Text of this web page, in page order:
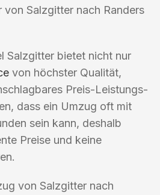
von Salzgitter nach Randers
Salzgitter bietet nicht nur
von höchster Qualität,
Preis-Leistungs-
dass ein Umzug oft mit
sein kann, deshalb
Preise und keine
von Salzgitter nach